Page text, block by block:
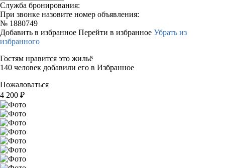
Служба бронирования:
При звонке назовите номер объявления:
№ 1880749
Добавить в избранное Перейти в избранное Убрать из
избранного
Гостям нравится это жильё
140 человек добавили его в Избранное
Пожаловаться
4 200 ₽